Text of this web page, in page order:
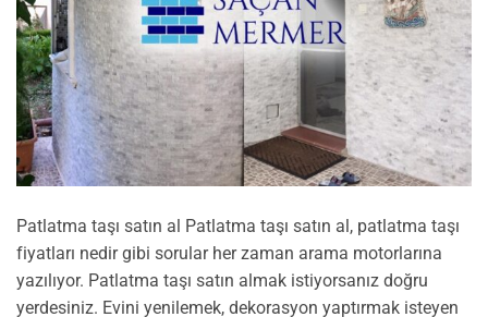
Patlatma taşı satın al Patlatma taşı satın al, patlatma taşı
fiyatları nedir gibi sorular her zaman arama motorlarına
yazılıyor. Patlatma taşı satın almak istiyorsanız doğru
yerdesiniz. Evini yenilemek, dekorasyon yaptırmak isteyen